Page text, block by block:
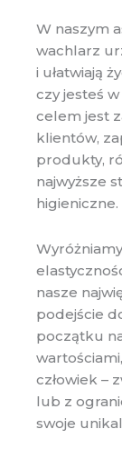
W naszym
wachlarz
i ułatwiają
czy jesteś
celem jest
klientów,
produkty,
najwyższe
higieniczne.
nasze
podejście
początku
człowiek –
lub z
swoje